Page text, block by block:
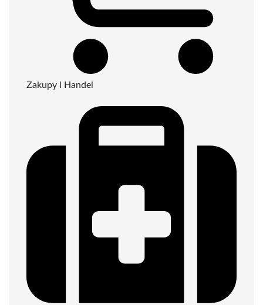
Zakupy i Handel